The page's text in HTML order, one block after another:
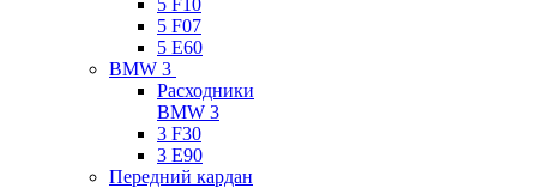
5 F10
5 F07
5 E60
BMW 3
Расходники
BMW 3
3 F30
3 E90
Передний кардан